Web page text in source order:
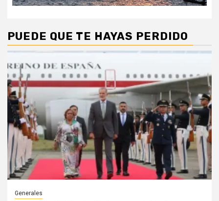
PUEDE QUE TE HAYAS PERDIDO
Generales